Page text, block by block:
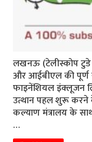
लखनऊ (टेलीस्कोप टुडे
और आईबीएल की पूर्ण
फाइनेंशियल इंक्लूजन
उत्थान पहल शुरू
कल्याण मंत्रालय के
…